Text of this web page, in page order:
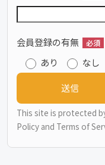
会員登録の有無 必須
あり なし
This site is protected
Policy and Terms of